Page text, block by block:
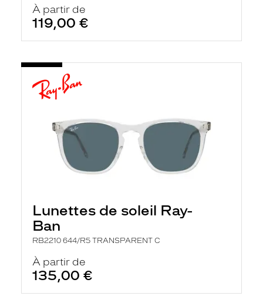
À partir de
119,00 €
Lunettes de soleil Ray-
Ban
RB2210 644/R5 TRANSPARENT C
À partir de
135,00 €